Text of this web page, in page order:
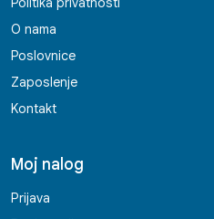
O nama
Poslovnice
Zaposlenje
Kontakt
Moj nalog
Prijava